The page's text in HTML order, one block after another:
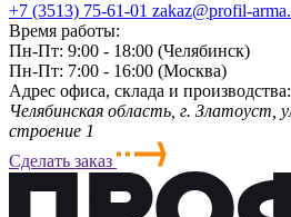
+7 (3513) 75-61-01 zakaz@profil-
Время работы:
Пн-Пт: 9:00 - 18:00 (Челябинск)
Пн-Пт: 7:00 - 16:00 (Москва)
Адрес офиса, склада и производства:
Челябинская область, г. Злaтoycт,
строение 1
Сделать заказ